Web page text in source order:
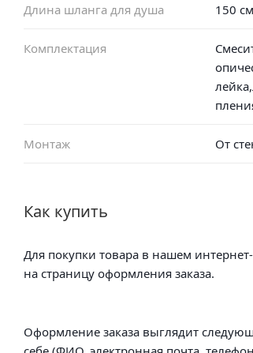
Длина шланга для душа 150 см
Комплектация
Монтаж От
Как купить
Для покупки товара в нашем
на страницу оформления заказа.
Оформление заказа выглядит